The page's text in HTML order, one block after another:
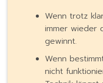
Wenn trotz
immer wieder
gewinnt.
Wenn
nicht